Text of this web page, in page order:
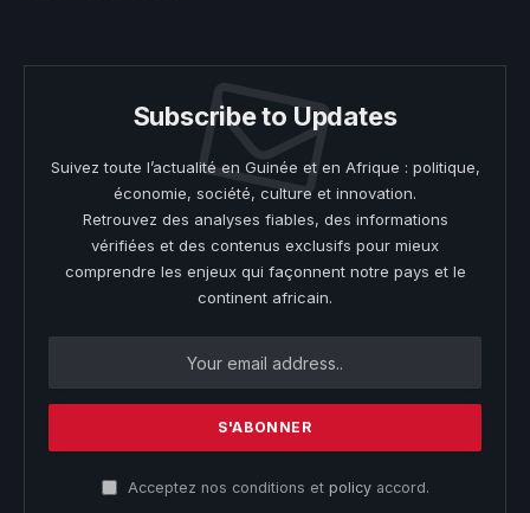
Subscribe to Updates
Suivez toute l’actualité en Guinée et en Afrique : politique,
économie, société, culture et innovation.
Retrouvez des analyses fiables, des informations
vérifiées et des contenus exclusifs pour mieux
comprendre les enjeux qui façonnent notre pays et le
continent africain.
Acceptez nos conditions et policyaccord.